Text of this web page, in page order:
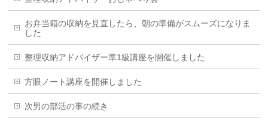
お弁当箱の収納を見直したら、朝の準備がスムーズになりま
した
整理収納アドバイザー準1級講座を開催しました
方眼ノート講座を開催しました
次男の部活の事の続き